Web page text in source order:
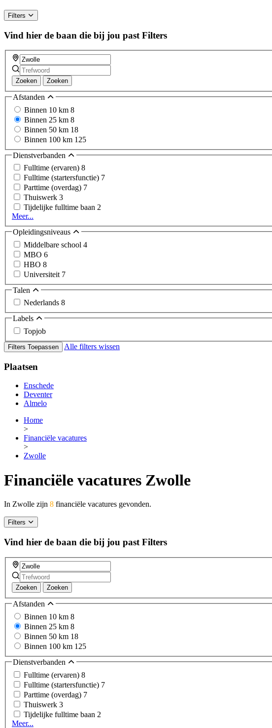
Filters
Vind hier de baan die bij jou past Filters
Zoeken Zoeken
Afstanden
Binnen 10 km 8
Binnen 25 km 8
Binnen 50 km 18
Binnen 100 km 125
Dienstverbanden
Fulltime (ervaren) 8
Fulltime (startersfunctie) 7
Parttime (overdag) 7
Thuiswerk 3
Tijdelijke fulltime baan 2
Meer...
Opleidingsniveaus
Middelbare school 4
MBO 6
HBO 8
Universiteit 7
Talen
Nederlands 8
Labels
Topjob
Filters Toepassen Alle filters wissen
Plaatsen
Enschede
Deventer
Almelo
Home
>
Financiële vacatures
>
Zwolle
Financiële vacatures Zwolle
In Zwolle zijn 8 financiële vacatures gevonden.
Filters
Vind hier de baan die bij jou past Filters
Zoeken Zoeken
Afstanden
Binnen 10 km 8
Binnen 25 km 8
Binnen 50 km 18
Binnen 100 km 125
Dienstverbanden
Fulltime (ervaren) 8
Fulltime (startersfunctie) 7
Parttime (overdag) 7
Thuiswerk 3
Tijdelijke fulltime baan 2
Meer...